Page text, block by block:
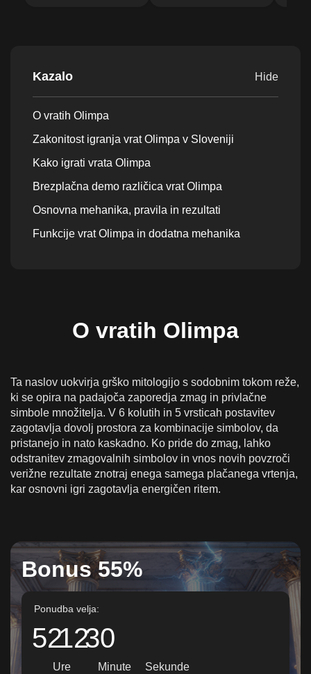
Kazalo Hide
O vratih Olimpa
Zakonitost igranja vrat Olimpa v Sloveniji
Kako igrati vrata Olimpa
Brezplačna demo različica vrat Olimpa
Osnovna mehanika, pravila in rezultati
Funkcije vrat Olimpa in dodatna mehanika
Igranje Gates of Olympus Online Za Real Money
v Sloveniji
Mobilna različica vrat Olimpa
Pogosta vprašanja o vratih Olimpa
O vratih Olimpa
Ta naslov uokvirja grško mitologijo s sodobnim tokom reže,
ki se opira na padajoča zaporedja zmag in privlačne
simbole množitelja. V 6 kolutih in 5 vrsticah postavitev
zagotavlja dovolj prostora za kombinacije simbolov, da
pristanejo in nato kaskadno. Ko pride do zmag, lahko
odstranitev zmagovalnih simbolov in vnos novih povzroči
verižne rezultate znotraj enega samega plačanega vrtenja,
kar osnovni igri zagotavlja energičen ritem.
Bonus 55%
Ponudba velja:
521228
Ure Minute Sekunde